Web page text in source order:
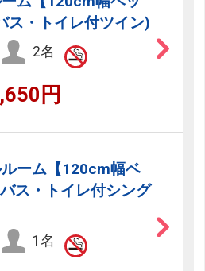
ス・トイレ付ツイン)
2名
円
ーム【120cm幅ベ
ス・トイレ付シング
1名